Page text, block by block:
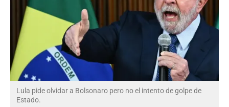
Lula pide olvidar a Bolsonaro pero no el intento de golpe de
Estado.